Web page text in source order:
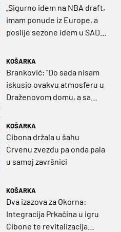
„Sigurno idem na NBA draft,
imam ponude iz Europe, a
poslije sezone idem u SAD
KOŠARKA
Branković: "Do sada nisam
iskusio ovakvu atmosferu u
Draženovom domu, a sa
igrati 40 minuta"
KOŠARKA
Cibona držala u šahu
Crvenu zvezdu pa onda pala
u samoj završnici
KOŠARKA
Dva izazova za Okorna:
Integracija Prkačina u igru
Cibone te revitalizacija